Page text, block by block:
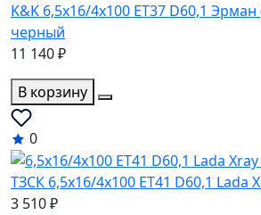
K&K 6,5x16/4x100 ET37 D60,1
черный
11 140 ₽
В корзину
0
ТЗСК 6,5x16/4x100 ET41 D60,1 Lada
3 510 ₽